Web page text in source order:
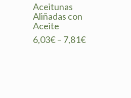
Aceitunas
Aliñadas con
Aceite
6,03€– 7,81€